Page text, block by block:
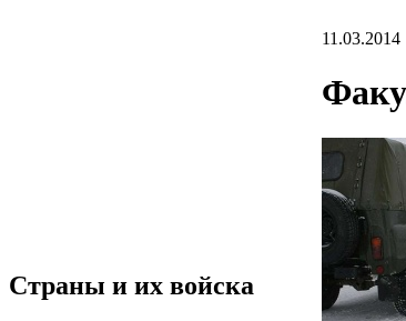
Страны и их войска
11.03.2014